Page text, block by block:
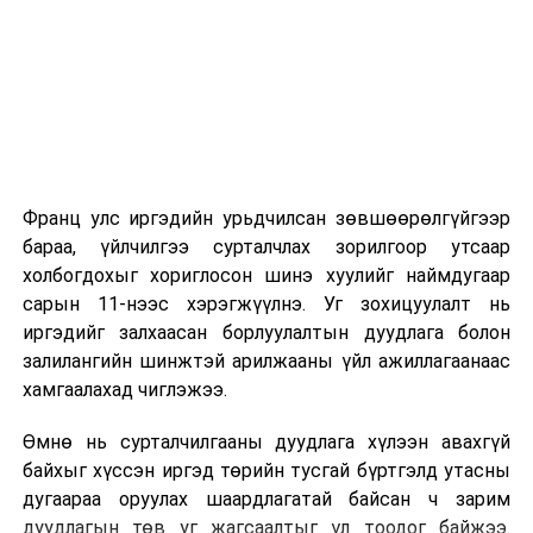
2026 оны 9 дүгээр сарын 13-наас оюутнуудыг
дотуур байранд оруулж эхэлнэ.
Сургууль, цэцэрлэгийн үйл ажиллагааны
зохицуулалт
2026 оны 8 дугаар сарын 17–28-ны өдрүүдэд
байранд элсэлт, бүртгэл болон бусад аливаа
арга хэмжээ зохион байгуулахгүй болно.
Франц улс иргэдийн урьдчилсан зөвшөөрөлгүйгээр
бараа, үйлчилгээ сурталчлах зорилгоор утсаар
холбогдохыг хориглосон шинэ хуулийг наймдугаар
сарын 11-нээс хэрэгжүүлнэ. Уг зохицуулалт нь
иргэдийг залхаасан борлуулалтын дуудлага болон
залилангийн шинжтэй арилжааны үйл ажиллагаанаас
хамгаалахад чиглэжээ.
Өмнө нь сурталчилгааны дуудлага хүлээн авахгүй
байхыг хүссэн иргэд төрийн тусгай бүртгэлд утасны
дугаараа оруулах шаардлагатай байсан ч зарим
дуудлагын төв уг жагсаалтыг үл тоодог байжээ.